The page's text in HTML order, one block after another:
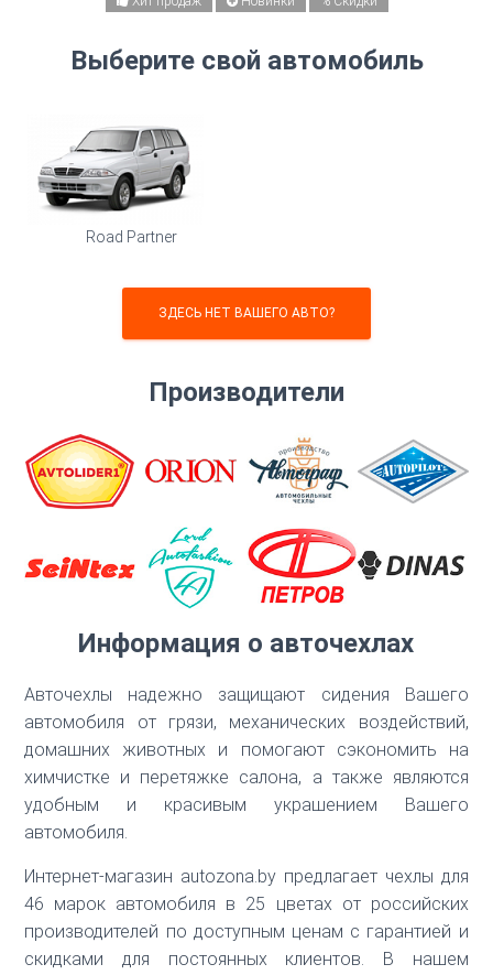
Ценовой диапазон:
Экокожа
Экокожа Ромб
Алькантара Ромб
Цвет:
Выберите свой автомобиль
Road Partner
ЗДЕСЬ НЕТ ВАШЕГО АВТО?
Производители
Информация о авточехлах
Авточехлы надежно защищают сидения Вашего
автомобиля от грязи, механических воздействий,
домашних животных и помогают сэкономить на
химчистке и перетяжке салона, а также являются
удобным и красивым украшением Вашего
автомобиля.
Интернет-магазин autozona.by предлагает чехлы для
46 марок автомобиля в 25 цветах от российских
производителей по доступным ценам с гарантией и
скидками для постоянных клиентов. В нашем